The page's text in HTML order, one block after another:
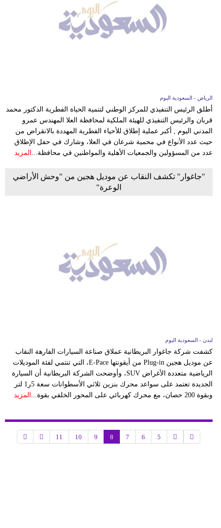
الرياض - السعودية اليوم
أطلق الرئيس التنفيذي للمركز الوطني لتنمية الحياة الفطرية الدكتور محمد
قربان والرئيس التنفيذي للهيئة الملكية لمحافظة العلا المهندس عمرو
المدني اليوم , أكبر عملية إطلاق للأحياء الفطرية المهددة بالانقراض من
حيث عدد الأنواع في محمية شرعان في العلا، وشارك في حفل الإطلاق
عدد من المسؤولين والجمعيات الأهلية والمواطنين في محافظة... المزيد
"جاغوار" تكشف النقاب عن موديل هجين من "وحش الأراضي
الوعرة"
لندن - السعودية اليوم
كشفت شركة جاغوار البريطانية عملاق صناعة السيارات الفارهة النقاب
عن موديل هجين Plug-in من أيقونتها E-Pace، التي تنتمي لفئة الموديلات
الرياضية متعددة الأغراض SUV، وأوضحت الشركة البريطانية أن السيارة
الجديدة تعتمد على سواعد محرك بنزين ثلاثي الأسطوانات سعة 5ر1 لتر
وبقوة 200 حصان، مع محرك كهربائي على المحور الخلفي بقوة...
المزيد
5
6
7
8
9
10
11